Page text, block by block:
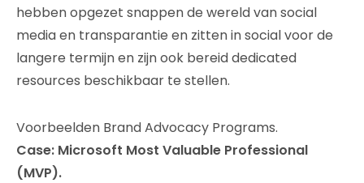
hebben opgezet snappen de wereld van social
media en transparantie en zitten in social voor de
langere termijn en zijn ook bereid dedicated
resources beschikbaar te stellen.
Voorbeelden Brand Advocacy Programs.
Case: Microsoft Most Valuable Professional
(MVP).